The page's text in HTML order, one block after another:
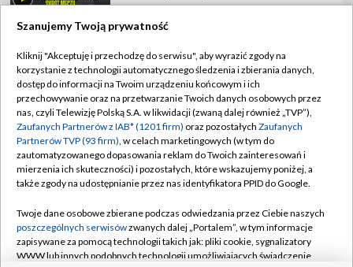
TVP
Abonament TVP
Sklep TVP
Biuro Reklamy
Oferta Handlowa
Emisja w TVP
Rada Programowa
Regulamin TVP
Polityka prywatności
Moje zgody
Biuro reklamy
Kanały
Szanujemy Twoją prywatność
Kliknij "Akceptuję i przechodzę do serwisu", aby wyrazić zgody na
korzystanie z technologii automatycznego śledzenia i zbierania danych,
dostęp do informacji na Twoim urządzeniu końcowym i ich
przechowywanie oraz na przetwarzanie Twoich danych osobowych przez
nas, czyli Telewizję Polską S.A. w likwidacji (zwaną dalej również „TVP”),
Zaufanych Partnerów z IAB* (1201 firm) oraz pozostałych Zaufanych
Partnerów TVP (93 firm), w celach marketingowych (w tym do
zautomatyzowanego dopasowania reklam do Twoich zainteresowań i
mierzenia ich skuteczności) i pozostałych, które wskazujemy poniżej, a
także zgody na udostępnianie przez nas identyfikatora PPID do Google.
Twoje dane osobowe zbierane podczas odwiedzania przez Ciebie naszych
poszczególnych serwisówzwanych dalej „Portalem”, w tym informacje
zapisywane za pomocą technologii takich jak: pliki cookie, sygnalizatory
WWW lub innych podobnych technologii umożliwiających świadczenie